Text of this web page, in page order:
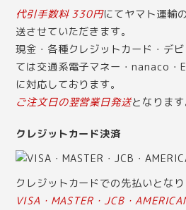
代引手数料 330円にてヤマト運輸
送させていただきます。
現金・各種クレジットカード・デ
ては交通系電子マネー・nanaco・
に対応しております。
ご注文日の翌営業日発送となります
クレジットカード決済
クレジットカードでの先払いとなり
VISA・MASTER・JCB・